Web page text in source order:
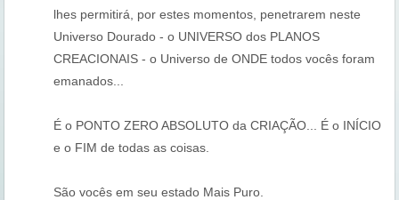
lhes permitirá, por estes momentos, penetrarem neste
Universo Dourado - o UNIVERSO dos PLANOS
CREACIONAIS - o Universo de ONDE todos vocês foram
emanados...
É o PONTO ZERO ABSOLUTO da CRIAÇÃO... É o INÍCIO
e o FIM de todas as coisas.
São vocês em seu estado Mais Puro.